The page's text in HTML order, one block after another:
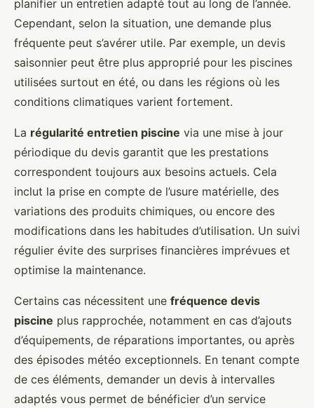
planifier un entretien adapté tout au long de l’année.
Cependant, selon la situation, une demande plus
fréquente peut s’avérer utile. Par exemple, un devis
saisonnier peut être plus approprié pour les piscines
utilisées surtout en été, ou dans les régions où les
conditions climatiques varient fortement.
La régularité entretien piscine via une mise à jour
périodique du devis garantit que les prestations
correspondent toujours aux besoins actuels. Cela
inclut la prise en compte de l’usure matérielle, des
variations des produits chimiques, ou encore des
modifications dans les habitudes d’utilisation. Un suivi
régulier évite des surprises financières imprévues et
optimise la maintenance.
Certains cas nécessitent une fréquence devis
piscine plus rapprochée, notamment en cas d’ajouts
d’équipements, de réparations importantes, ou après
des épisodes météo exceptionnels. En tenant compte
de ces éléments, demander un devis à intervalles
adaptés vous permet de bénéficier d’un service